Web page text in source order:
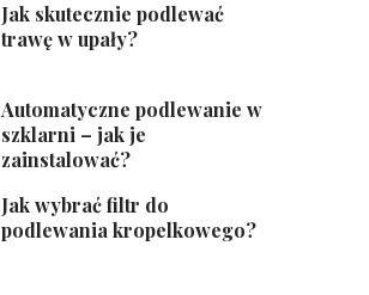
Jak skutecznie podlewać
trawę w upały?
Automatyczne podlewanie w
szklarni – jak je
zainstalować?
Jak wybrać filtr do
podlewania kropelkowego?